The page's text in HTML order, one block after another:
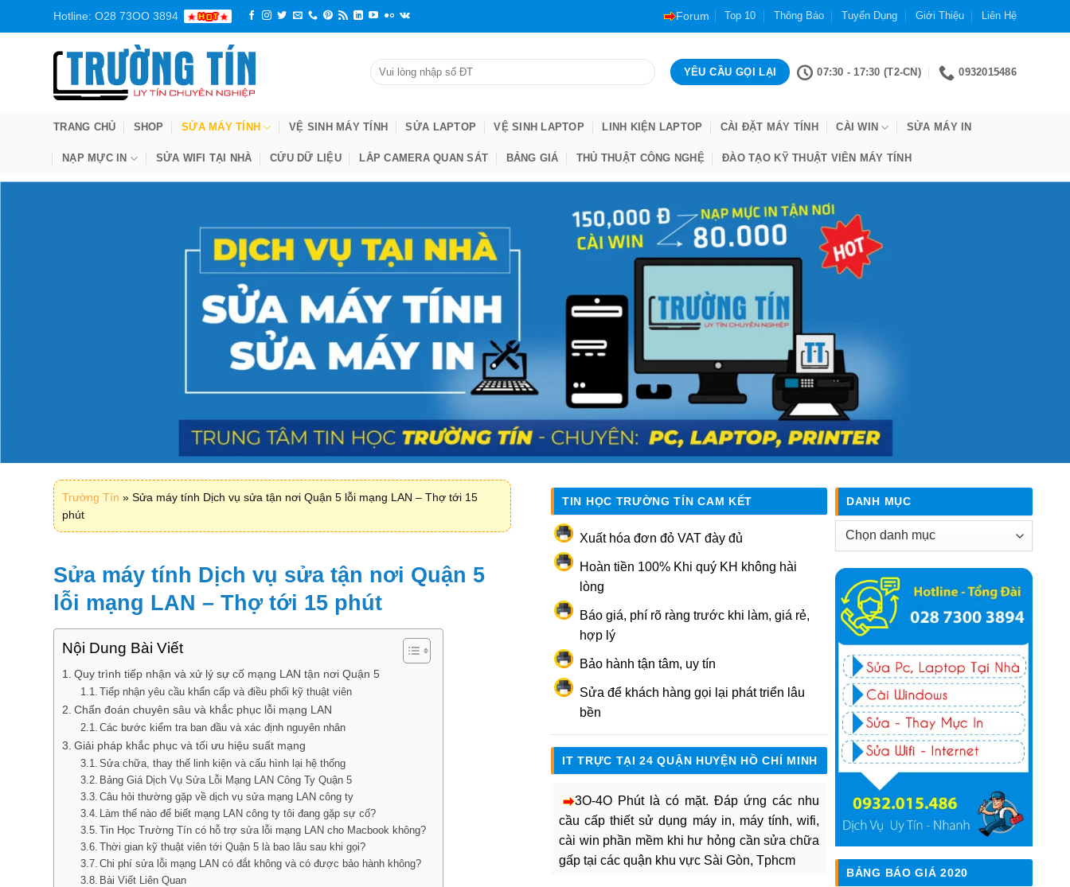
Hotline: O28 73OO 3894 Forum Top 10 Thông Báo Tuyển Dụng Giới Thiệu Liên Hệ
07:30 - 17:30 (T2-CN) 0932015486
TRANG CHỦ SHOP SỬA MÁY TÍNH VỆ SINH MÁY TÍNH SỬA LAPTOP VỆ SINH LAPTOP LINH KIỆN LAPTOP CÀI ĐẶT MÁY TÍNH CÀI WIN SỬA MÁY IN
NẠP MỰC IN SỬA WIFI TẠI NHÀ CỨU DỮ LIỆU LẮP CAMERA QUAN SÁT BẢNG GIÁ THỦ THUẬT CÔNG NGHỆ ĐÀO TẠO KỸ THUẬT VIÊN MÁY TÍNH
Trường Tín » Sửa máy tính Dịch vụ sửa tận nơi Quận 5 lỗi mạng LAN – Thợ tới 15
phút
Sửa máy tính Dịch vụ sửa tận nơi Quận 5
lỗi mạng LAN – Thợ tới 15 phút
Nội Dung Bài Viết
Quy trình tiếp nhận và xử lý sự cố mạng LAN tận nơi Quận 5
Tiếp nhận yêu cầu khẩn cấp và điều phối kỹ thuật viên
Chẩn đoán chuyên sâu và khắc phục lỗi mạng LAN
Các bước kiểm tra ban đầu và xác định nguyên nhân
Giải pháp khắc phục và tối ưu hiệu suất mạng
Sửa chữa, thay thế linh kiện và cấu hình lại hệ thống
Bảng Giá Dịch Vụ Sửa Lỗi Mạng LAN Công Ty Quận 5
Câu hỏi thường gặp về dịch vụ sửa mạng LAN công ty
Làm thế nào để biết mạng LAN công ty tôi đang gặp sự cố?
Tin Học Trường Tín có hỗ trợ sửa lỗi mạng LAN cho Macbook không?
Thời gian kỹ thuật viên tới Quận 5 là bao lâu sau khi gọi?
Chi phí sửa lỗi mạng LAN có đắt không và có được bảo hành không?
Bài Viết Liên Quan
TIN HỌC TRƯỜNG TÍN CAM KẾT
Xuất hóa đơn đỏ VAT đày đủ
Hoàn tiền 100% Khi quý KH không hài
lòng
Báo giá, phí rõ ràng trước khi làm, giá rẻ,
hợp lý
Bảo hành tận tâm, uy tín
Sửa để khách hàng gọi lại phát triển lâu
bền
IT TRỰC TẠI 24 QUẬN HUYỆN HỒ CHÍ MINH
3O-4O Phút là có mặt. Đáp ứng các nhu
cầu cấp thiết sử dụng máy in, máy tính, wifi,
cài win phần mềm khi hư hỏng cần sửa chữa
gấp tại các quận khu vực Sài Gòn, Tphcm
DANH MỤC
Danh
BẢNG BÁO GIÁ 2020